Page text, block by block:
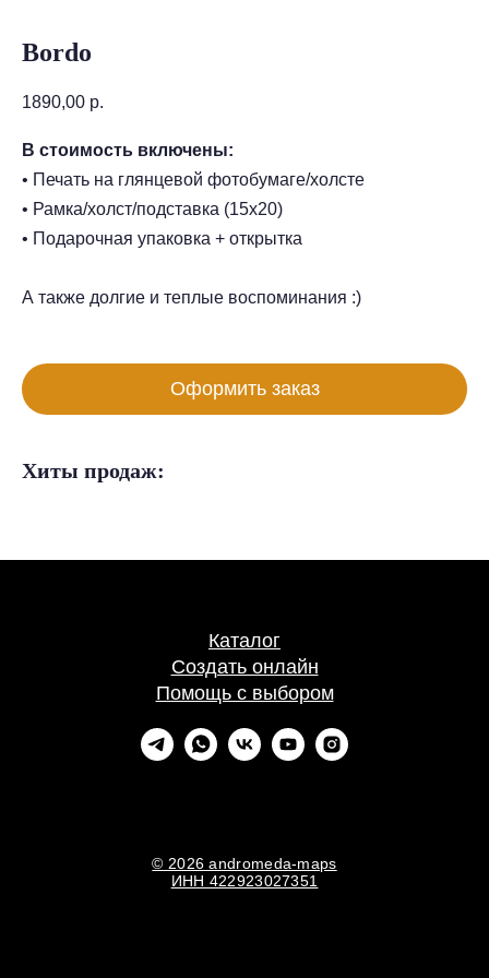
Bordo
1890,00 р.
В стоимость включены:
• Печать на глянцевой фотобумаге/холсте
• Рамка/холст/подставка (15х20)
• Подарочная упаковка + открытка
А также долгие и теплые воспоминания :)
Оформить заказ
Хиты продаж:
Каталог
Создать онлайн
Помощь с выбором
© 2026 andromeda-maps
ИНН 422923027351